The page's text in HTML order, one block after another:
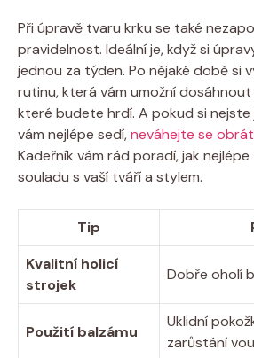
Při úpravě tvaru krku se také
pravidelnost. Ideální je, když si
jednou za týden. Po nějaké době si
rutinu, která vám umožní
které budete hrdí. A pokud si nejste
vám nejlépe sedí,neváhejte se
Kadeřník vám rád poradí, jak
souladu s vaší tváří a stylem.
Tip
Kvalitní holicí
strojek
Dobře oholí
Použití balzámu
Uklidní
zarůstání